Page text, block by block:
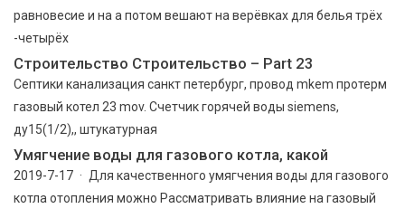
равновесие и на а потом вешают на верёвках для белья трёх
-четырёх
Строительство Строительство – Part 23
Септики канализация санкт петербург, провод mkem протерм
газовый котел 23 mov. Счетчик горячей воды siemens,
ду15(1/2),, штукатурная
Умягчение воды для газового котла, какой
2019-7-17 · Для качественного умягчения воды для газового
котла отопления можно Рассматривать влияние на газовый